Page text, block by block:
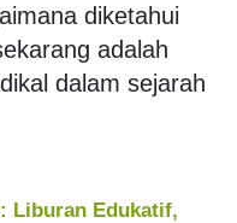
diketahui
adalah
dalam sejarah
Liburan Edukatif,